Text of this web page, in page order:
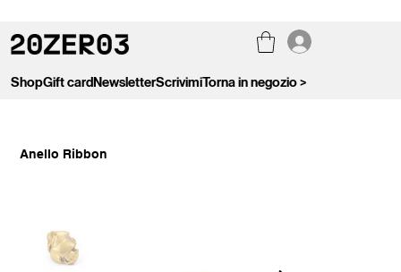
ShopGift cardNewsletterScrivimiTorna in negozio >
Anello Ribbon